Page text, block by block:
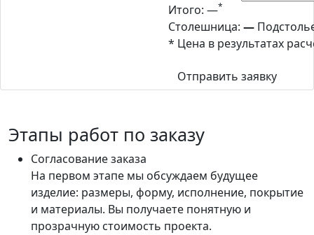
Итого: —*
Столешница: —
* Цена в результатах
Отправить заявку
Этапы работ по заказу
Согласование заказа
На первом этапе мы обсуждаем будущее
изделие: размеры, форму, исполнение, покрытие
и материалы. Вы получаете понятную и
прозрачную стоимость проекта.